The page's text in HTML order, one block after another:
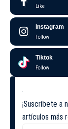
Like
Instagram
Follow
Tiktok
Follow
¡Suscríbete a
artículos más